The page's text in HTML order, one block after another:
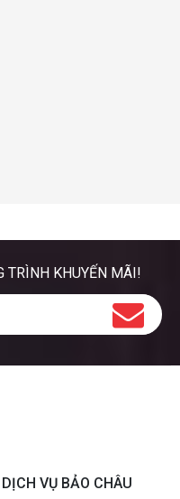
TRÌNH KHUYẾN MÃI!
VỤ BẢO CHÂU